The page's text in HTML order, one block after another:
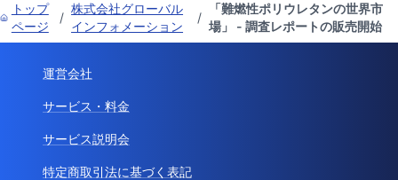
トップ
ページ
/
株式会社グローバル
インフォメーション
/
「難燃性ポリウレタンの世界市
場」 - 調査レポートの販売開始
運営会社
サービス・料金
サービス説明会
特定商取引法に基づく表記